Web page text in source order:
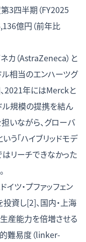
3四半期（FY2025
億円（前年比
カ（AstraZeneca）と
相当のエンハーツグ
2021年にはMerckと
規模の提携を結ん
いながら、グローバ
う「ハイブリッドモデ
はリーチできなかった
ツ・プファッフェン
資し[2]、国内・上海
産能力を倍増させる
難易度（linker-